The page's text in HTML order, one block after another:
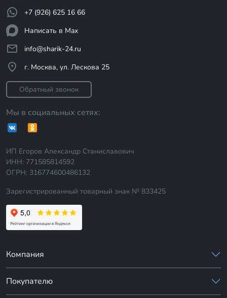
+7 (926) 625 16 66
Написать в Max
info@sharik-24.ru
г. Москва, ул. Лескова 25
Обратный звонок
Мы в социальных сетях:
ИП Егоров Александр Станиславович
ИНН: 771585814592
ОГРН: 316774600486132
Зарегистрированный товарный знак № 833425
Компания
Покупателю